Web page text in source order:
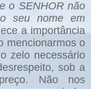
o SENHOR não
seu nome em
a importância
mencionarmos o
zelo necessário
sob a
Não nos